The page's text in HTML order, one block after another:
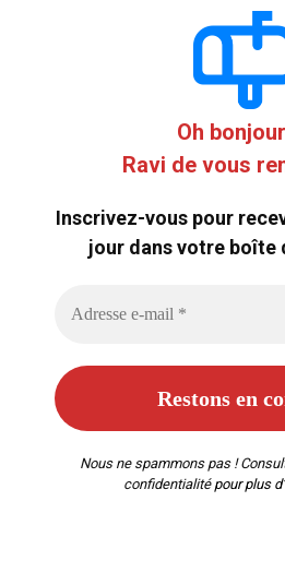
Oh
Ravi de vous
Inscrivez-vous pour
jour dans votre boîte
Nous ne spammons pas !
confidentialitépour plus